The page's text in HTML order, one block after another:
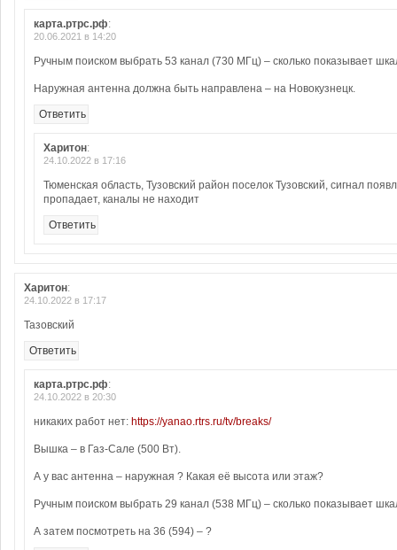
карта.ртрс.рф:
20.06.2021 в 14:20
Ручным поиском выбрать 53 канал (730 МГц) – сколько показывает
Наружная антенна должна быть направлена – на Новокузнецк.
Ответить
Харитон:
24.10.2022 в 17:16
Тюменская область, Тузовский район поселок Тузовский, сигнал
пропадает, каналы не находит
Ответить
Харитон:
24.10.2022 в 17:17
Тазовский
Ответить
карта.ртрс.рф:
24.10.2022 в 20:30
никаких работ нет: https://yanao.rtrs.ru/tv/breaks/
Вышка – в Газ-Сале (500 Вт).
А у вас антенна – наружная ? Какая её высота или этаж?
Ручным поиском выбрать 29 канал (538 МГц) – сколько показывает
А затем посмотреть на 36 (594) – ?